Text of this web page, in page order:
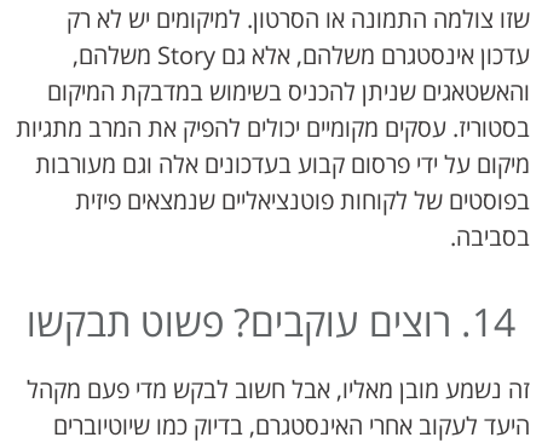
שזו צולמה התמונה או הסרטון. למיקומים יש לא רק
עדכון אינסטגרם משלהם, אלא גם Story משלהם,
והאשטאגים שניתן להכניס בשימוש במדבקת המיקום
בסטוריז. עסקים מקומיים יכולים להפיק את המרב מתגיות
מיקום על ידי פרסום קבוע בעדכונים אלה וגם מעורבות
בפוסטים של לקוחות פוטנציאליים שנמצאים פיזית
בסביבה.
14. רוצים עוקבים? פשוט תבקשו
זה נשמע מובן מאליו, אבל חשוב לבקש מדי פעם מקהל
היעד לעקוב אחרי האינסטגרם, בדיוק כמו שיוטיוברים